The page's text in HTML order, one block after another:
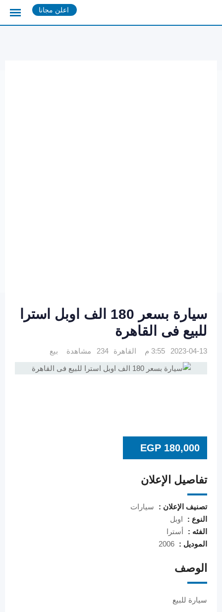
اعلن مجانا
سيارة بسعر 180 الف اوبل استرا
للبيع فى القاهرة
2023-04-13 3:55 م القاهرة 234 مشاهدة بيع
EGP 180,000
تفاصيل الإعلان
تصنيف الإعلان :
سيارات
النوع :
اوبل
الفئه :
أسترا
الموديل : 2006
الوصف
سيارة للبيع